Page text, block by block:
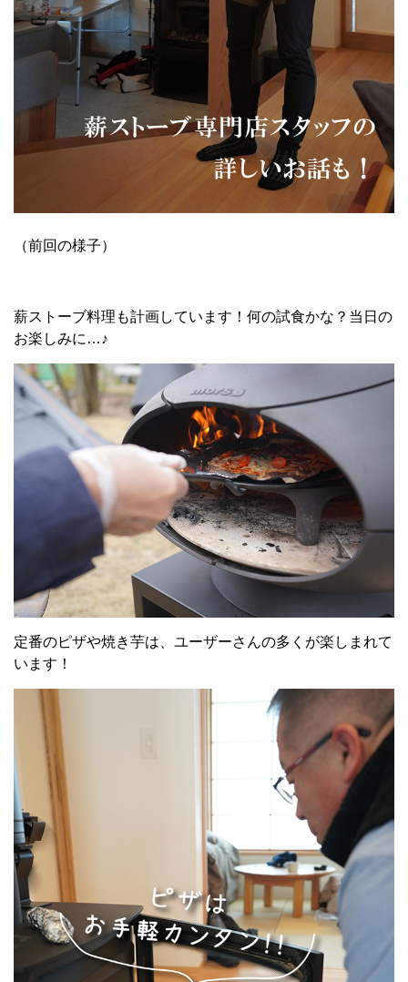
（前回の様子）
薪ストーブ料理も計画しています！何の試食かな？当日の
お楽しみに…♪
定番のピザや焼き芋は、ユーザーさんの多くが楽しまれて
います！